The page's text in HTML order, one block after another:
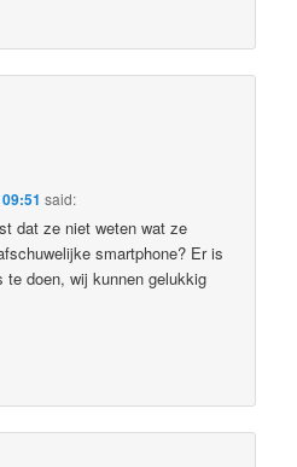
said:
dat ze niet weten wat ze
smartphone? Er is
doen, wij kunnen gelukkig